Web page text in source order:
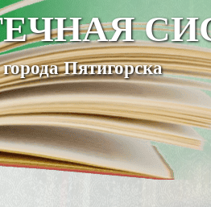
Пятигорска